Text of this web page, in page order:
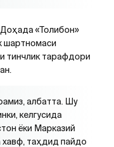
«Толибон»
шартномаси
тинчлик тарафдори
албатта. Шу
келгусида
ёки Марказий
таҳдид пайдо